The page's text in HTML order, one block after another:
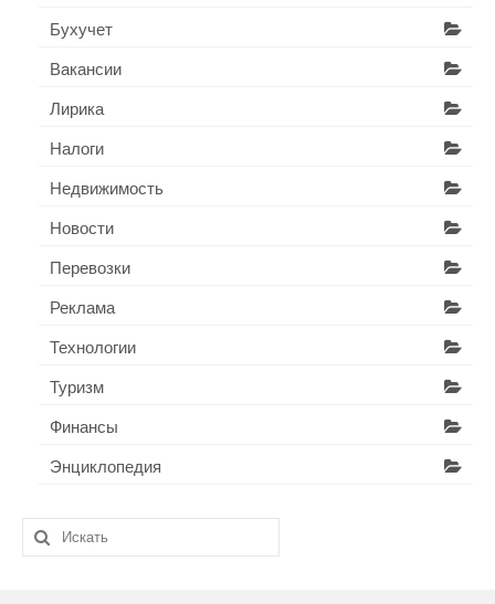
Бухучет
Вакансии
Лирика
Налоги
Недвижимость
Новости
Перевозки
Реклама
Технологии
Туризм
Финансы
Энциклопедия
Искать: